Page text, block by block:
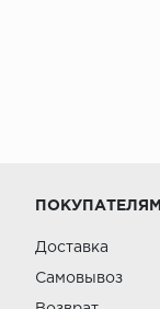
ПОКУПАТЕЛЯМ
Доставка
Самовывоз